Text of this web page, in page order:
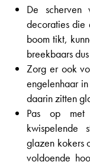
De scherven
decoraties die
boom tikt,
breekbaars
Zorg er ook
engelenhaar
daarin zitten
Pas op met
kwispelende
glazen kokers
voldoende